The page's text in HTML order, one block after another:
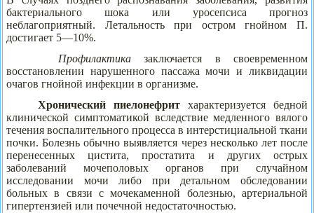
бактериального шока или уросепсиса прогноз
неблагоприятный. Летальность при остром гнойном П.
достигает 5—10%.
Профилактиказаключается в своевременном
восстановлении нарушенного пассажа мочи и ликвидации
очагов гнойной инфекции в организме.
Хронический пиелонефритхарактеризуется бедной
клинической симптоматикой вследствие медленного вялого
течения воспалительного процесса в интерстициальной ткани
почки. Болезнь обычно выявляется через несколько лет после
перенесенных цистита, простатита и других острых
заболеваний мочеполовых органов при случайном
исследовании мочи либо при детальном обследовании
больных в связи с мочекаменной болезнью, артериальной
гипертензией или почечной недостаточностью.